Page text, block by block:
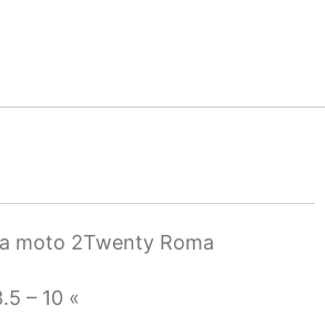
moto 2Twenty Roma
– 10 «